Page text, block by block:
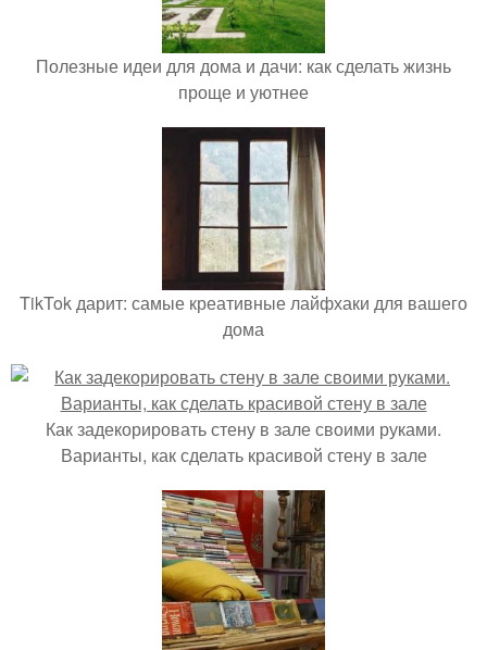
Полезные идеи для дома и дачи: как сделать жизнь
проще и уютнее
TikTok дарит: самые креативные лайфхаки для вашего
дома
Как задекорировать стену в зале своими руками.
Варианты, как сделать красивой стену в зале